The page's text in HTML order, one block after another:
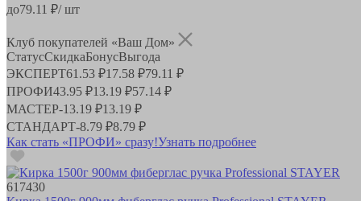
до79.11 ₽/ шт
Клуб покупателей «Ваш Дом»
СтатусСкидкаБонусВыгода
ЭКСПЕРТ61.53 ₽17.58 ₽79.11 ₽
ПРОФИ43.95 ₽13.19 ₽57.14 ₽
МАСТЕР-13.19 ₽13.19 ₽
СТАНДАРТ-8.79 ₽8.79 ₽
Как стать «ПРОФИ» сразу!Узнать подробнее
617430